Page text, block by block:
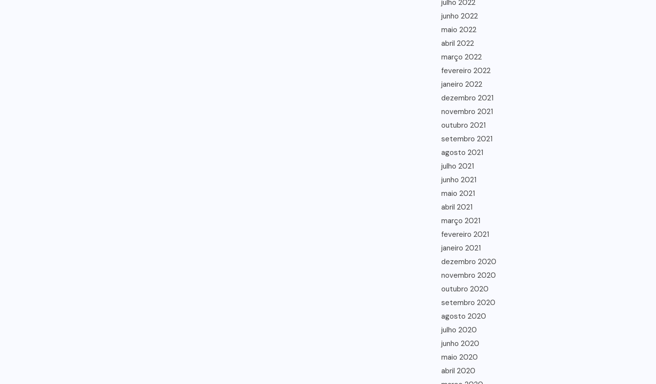
julho 2022
junho 2022
maio 2022
abril 2022
março 2022
fevereiro 2022
janeiro 2022
dezembro 2021
novembro 2021
outubro 2021
setembro 2021
agosto 2021
julho 2021
junho 2021
maio 2021
abril 2021
março 2021
fevereiro 2021
janeiro 2021
dezembro 2020
novembro 2020
outubro 2020
setembro 2020
agosto 2020
julho 2020
junho 2020
maio 2020
abril 2020